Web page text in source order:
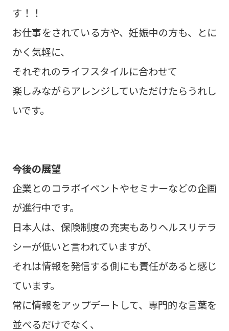
す！！
お仕事をされている方や、妊娠中の方も、とに
かく気軽に、
それぞれのライフスタイルに合わせて
楽しみながらアレンジしていただけたらうれし
いです。
――今後の展望
企業とのコラボイベントやセミナーなどの企画
が進行中です。
日本人は、保険制度の充実もありヘルスリテラ
シーが低いと言われていますが、
それは情報を発信する側にも責任があると感じ
ています。
常に情報をアップデートして、専門的な言葉を
並べるだけでなく、